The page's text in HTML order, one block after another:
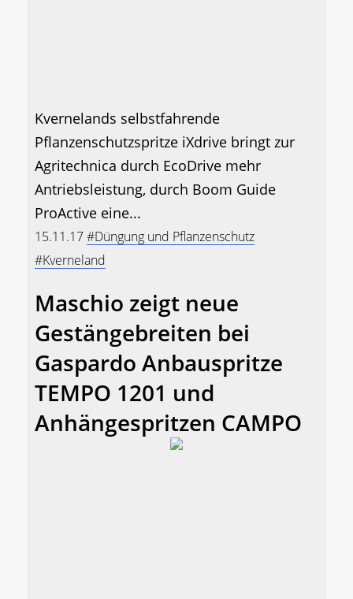
Kvernelands selbstfahrende
Pflanzenschutzspritze iXdrive bringt zur
Agritechnica durch EcoDrive mehr
Antriebsleistung, durch Boom Guide
ProActive eine...
15.11.17#Düngung und Pflanzenschutz
#Kverneland
Maschio zeigt neue
Gestängebreiten bei
Gaspardo Anbauspritze
TEMPO 1201 und
Anhängespritzen CAMPO